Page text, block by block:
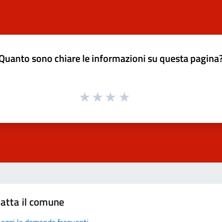
sono chiare le informazioni su questa
il comune